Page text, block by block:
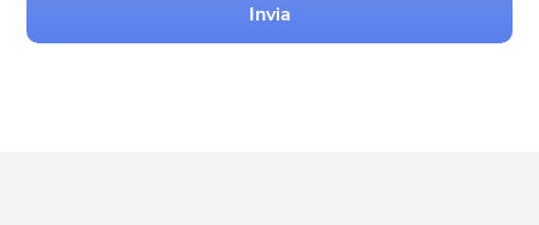
Invia